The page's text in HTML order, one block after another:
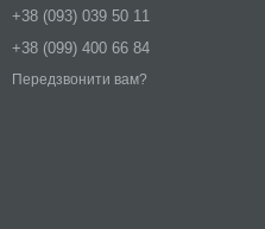
+38 (093) 039 50 11
+38 (099) 400 66 84
Передзвонити вам?